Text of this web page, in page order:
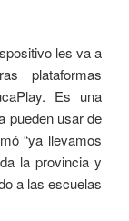
les va a
plataformas
Es una
pueden usar de
“ya llevamos
la provincia y
a las escuelas